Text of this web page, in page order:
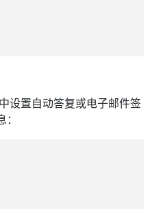
设置自动答复或电子邮件签